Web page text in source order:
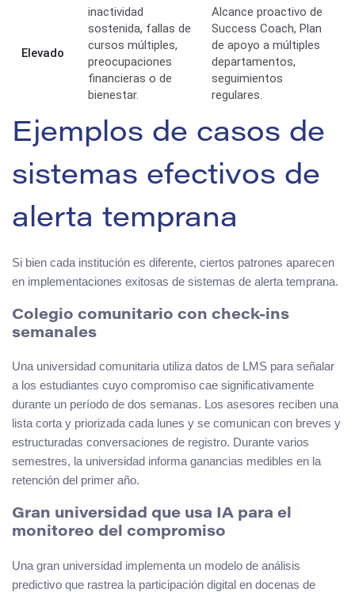
Elevado
inactividad
sostenida, fallas de
cursos múltiples,
preocupaciones
financieras o de
bienestar.
Alcance proactivo de
Success Coach, Plan
de apoyo a múltiples
departamentos,
seguimientos
regulares.
Ejemplos de casos de
sistemas efectivos de
alerta temprana
Si bien cada institución es diferente, ciertos patrones aparecen
en implementaciones exitosas de sistemas de alerta temprana.
Colegio comunitario con check-ins
semanales
Una universidad comunitaria utiliza datos de LMS para señalar
a los estudiantes cuyo compromiso cae significativamente
durante un período de dos semanas. Los asesores reciben una
lista corta y priorizada cada lunes y se comunican con breves y
estructuradas conversaciones de registro. Durante varios
semestres, la universidad informa ganancias medibles en la
retención del primer año.
Gran universidad que usa IA para el
monitoreo del compromiso
Una gran universidad implementa un modelo de análisis
predictivo que rastrea la participación digital en docenas de